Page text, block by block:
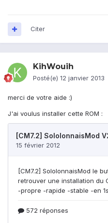
Citer
KihWouih
Posté(e) 12 janvier 2013
merci de votre aide :)
J'ai voulus installer cette ROM :